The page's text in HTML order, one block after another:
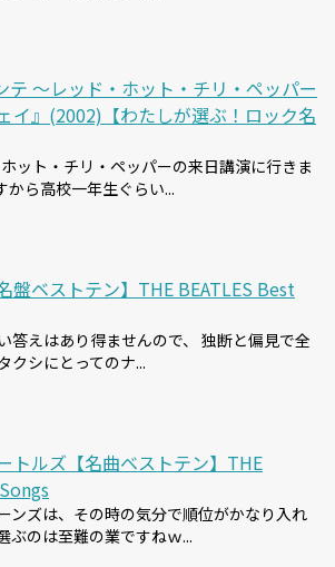
テ 〜レッド・ホット・チリ・ペッパー
イ』(2002)【わたしが選ぶ！ロック名
ット・チリ・ペッパーの来日講演に行きま
から高校一年生ぐらい...
盤ベストテン】THE BEATLES Best
答えはあり得ませんので、 独断と偏見で全
クシにとってのナ...
トルズ【名曲ベストテン】THE
ンズは、その時の気分で順位がかなり入れ
ぶのは至難の業ですねｗ...